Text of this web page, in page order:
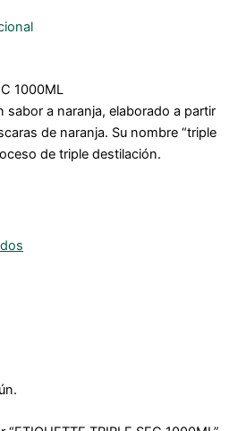
1000ML
sabor a naranja, elaborado a partir
de naranja. Su nombre “triple
de triple destilación.